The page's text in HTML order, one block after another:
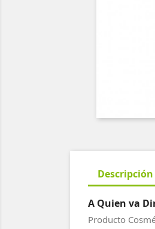
Descripción
A Quien va
Producto